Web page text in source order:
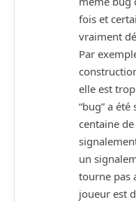
fois et
vraiment
Par
elle est
“bug” a
centaine de
un
tourne pas
joueur est